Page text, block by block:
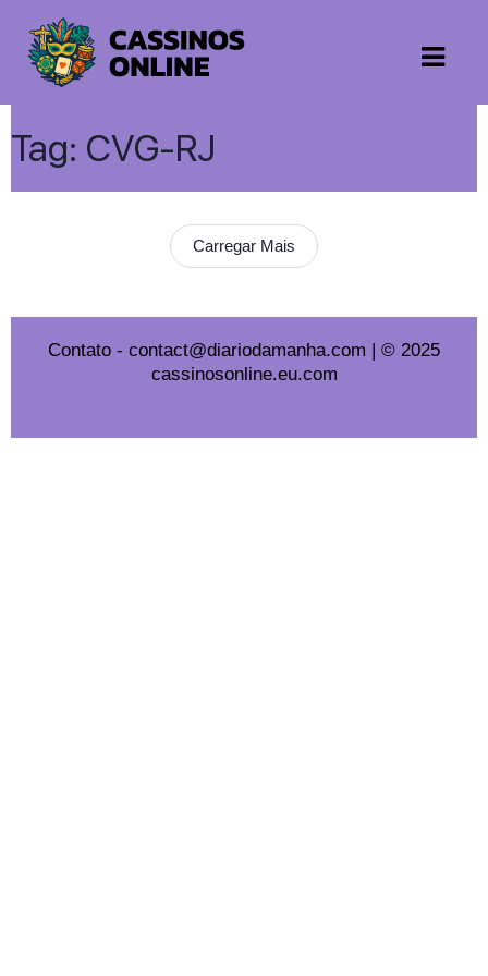
Tag: CVG-RJ
Carregar Mais
Contato - contact@diariodamanha.com | © 2025
cassinosonline.eu.com